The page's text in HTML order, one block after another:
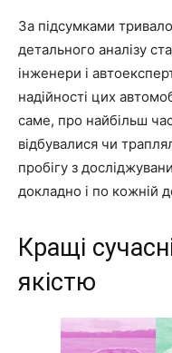
За підсумками
детального аналізу
інженери і
надійності цих
саме, про найбільш
відбувалися чи
пробігу з
докладно і по кожній
Кращі
якістю